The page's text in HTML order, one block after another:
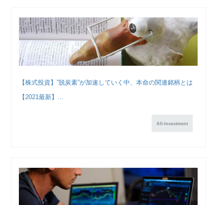
【株式投資】”脱炭素”が加速していく中、本命の関連銘柄とは
【2021最新】...
All-Investment